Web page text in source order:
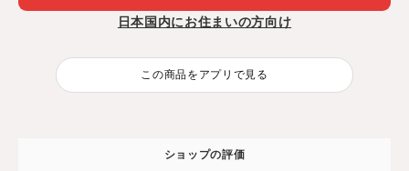
日本国内にお住まいの方向け
この商品をアプリで見る
ショップの評価